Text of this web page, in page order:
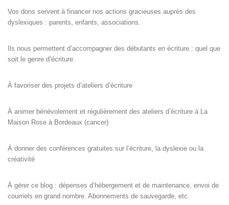
Vos dons servent à financer nos actions gracieuses auprès des
dyslexiques : parents, enfants, associations.
Ils nous permettent d’accompagner des débutants en écriture : quel que
soit le genre d’écriture.
À favoriser des projets d’ateliers d’écriture
À animer bénévolement et régulièrement des ateliers d’écriture à La
Maison Rose à Bordeaux (cancer)
À donner des conférences gratuites sur l’écriture, la dyslexie ou la
créativité
À gérer ce blog : dépenses d’hébergement et de maintenance, envoi de
courriels en grand nombre. Abonnements de sauvegarde, etc.